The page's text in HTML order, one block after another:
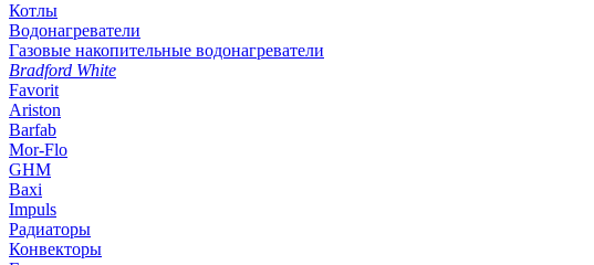
Котлы
Водонагреватели
Газовые накопительные водонагреватели
Bradford White
Favorit
Ariston
Barfab
Mor-Flo
GHM
Baxi
Impuls
Радиаторы
Конвекторы